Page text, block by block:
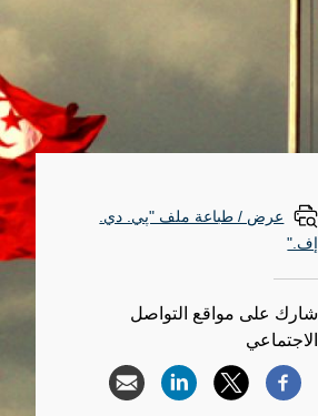
عرض / طباعة ملف "پي. دي.
إف."
شارك على مواقع التواصل
الاجتماعي